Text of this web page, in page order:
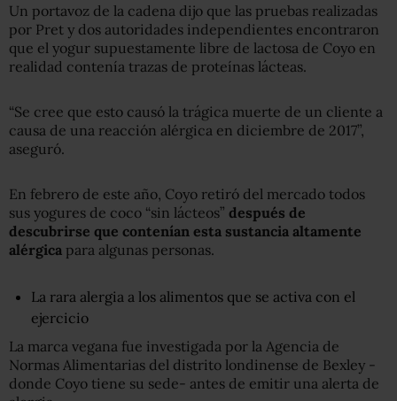
Un portavoz de la cadena dijo que las pruebas realizadas
por Pret y dos autoridades independientes encontraron
que el yogur supuestamente libre de lactosa de Coyo en
realidad contenía trazas de proteínas lácteas.
“Se cree que esto causó la trágica muerte de un cliente a
causa de una reacción alérgica en diciembre de 2017”,
aseguró.
En febrero de este año, Coyo retiró del mercado todos
sus yogures de coco “sin lácteos” después de
descubrirse que contenían esta sustancia altamente
alérgica para algunas personas.
La rara alergia a los alimentos que se activa con el
ejercicio
La marca vegana fue investigada por la Agencia de
Normas Alimentarias del distrito londinense de Bexley -
donde Coyo tiene su sede- antes de emitir una alerta de